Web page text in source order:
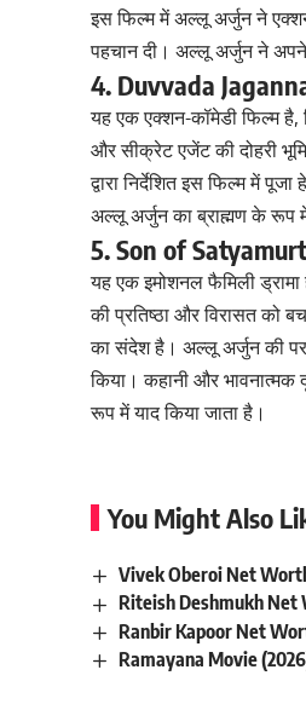
इस फिल्म में अल्लू अर्जुन ने
पहचान दी। अल्लू अर्जुन ने अपने
4. Duvvada
यह एक एक्शन-कॉमेडी फिल्म है,
और सीक्रेट एजेंट की दोहरी
द्वारा निर्देशित इस फिल्म में
अल्लू अर्जुन का ब्राह्मण के रूप
5. Son of
यह एक इमोशनल फैमिली
की प्रतिष्ठा और विरासत को
का संदेश है। अल्लू अर्जुन की
किया। कहानी और
रूप में याद किया जाता है।
You Might Also
Vivek Oberoi Net
Riteish Deshmukh Net
Ranbir Kapoor Net
Ramayana Movie